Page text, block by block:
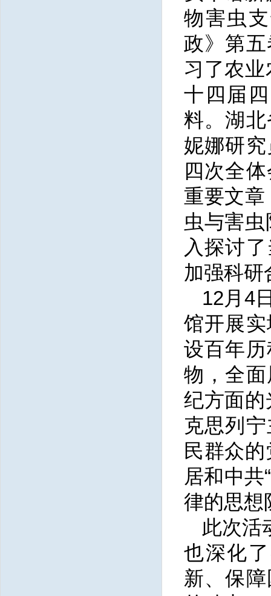
物害虫
政》第
习了农
十四届
料。湖
妮娜研
四次全
重要文章
虫与害
入探讨
加强科研
12月4
馆开展
设百年
物，全
纪方面的
克思列
民群众
居和中
律的思想
此次活
也深化
新、保